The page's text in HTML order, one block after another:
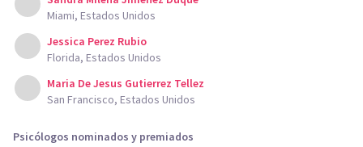
Miami, Estados Unidos
Jessica Perez Rubio
Florida, Estados Unidos
Maria De Jesus Gutierrez Tellez
San Francisco, Estados Unidos
Psicólogos nominados y premiados